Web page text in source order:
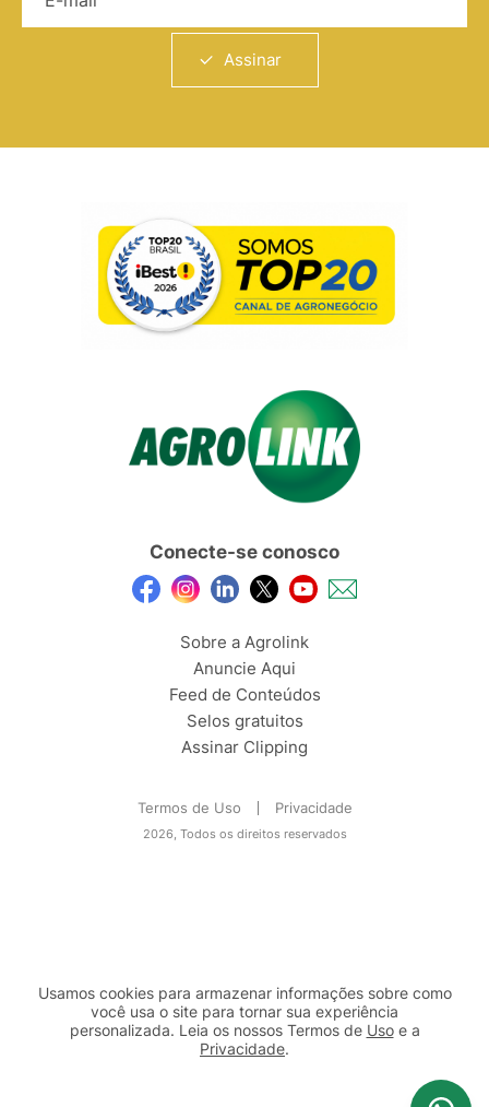
Assinar
Conecte-se conosco
Sobre a Agrolink
Anuncie Aqui
Feed de Conteúdos
Selos gratuitos
Assinar Clipping
Termos de Uso Privacidade
2026, Todos os direitos reservados
Usamos cookies para armazenar informações sobre como
você usa o site para tornar sua experiência
personalizada. Leia os nossos Termos de Usoe a
Privacidade.